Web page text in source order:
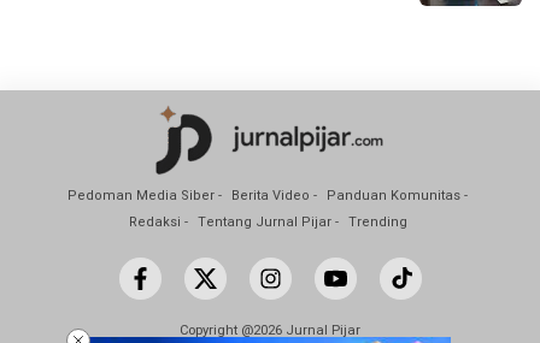
Pedoman Media Siber Berita Video
Panduan Komunitas
Redaksi
Tentang Jurnal Pijar Trending
Copyright @2026 Jurnal Pijar